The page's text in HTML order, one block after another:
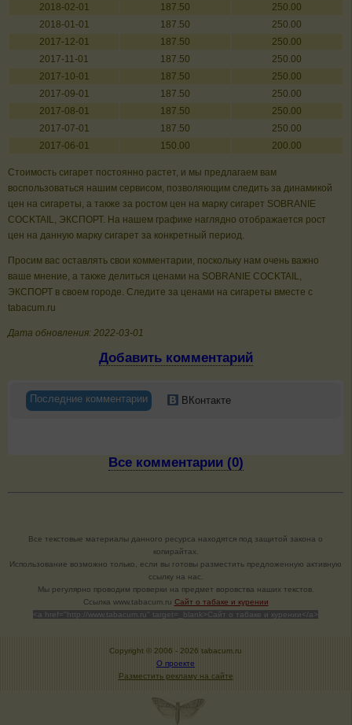
2018-02-01
187.50
250.00
2018-01-01
187.50
250.00
2017-12-01
187.50
250.00
2017-11-01
187.50
250.00
2017-10-01
187.50
250.00
2017-09-01
187.50
250.00
2017-08-01
187.50
250.00
2017-07-01
187.50
250.00
2017-06-01
150.00 200.00
Стоимость сигарет постоянно растет, и мы предлагаем вам
воспользоваться нашим сервисом, позволяющим следить за динамикой
цен на сигареты, а также за ростом цен на марку сигарет SOBRANIE
COCKTAIL, ЭКСПОРТ. На нашем графике наглядно отображается рост
цен на данную марку сигарет за конкретный период.
Просим вас оставлять свои комментарии, поскольку нам очень важно
ваше мнение, а также делиться ценами на SOBRANIE COCKTAIL,
ЭКСПОРТ в своем городе. Следите за ценами на сигареты вместе с
tabacum.ru
Дата обновления: 2022-03-01
Добавить комментарий
Последние комментарии ВКонтакте
Все комментарии (0)
Все текстовые материалы данного ресурса находятся под защитой закона о
копирайтах.
Использование возможно только, если вы готовы разместить предложенную активную
ссылку на нас.
Мы регулярно проводим проверки на предмет воровства наших текстов.
Cсылка www.tabacum.ru Сайт о табаке и курении
<a href="http://www.tabacum.ru" target=_blank>Сайт о табаке и курении</a>
Copyright © 2006 - 2026 tabacum.ru
О проекте
Разместить рекламу на сайте